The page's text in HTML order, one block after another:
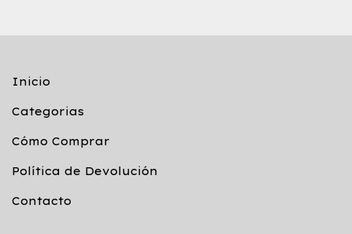
Inicio
Categorias
Cómo Comprar
Política de Devolución
Contacto